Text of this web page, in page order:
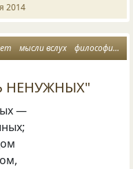
2014
мысли вслух философия жизни
НЕНУЖНЫХ"
—